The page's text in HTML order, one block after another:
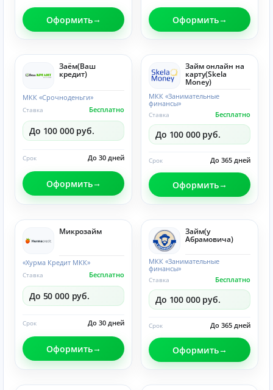
Оформить Оформить
Заём(Ваш
кредит)
МКК «Срочноденьги»
Бесплатно
Ставка
До 100 000 руб.
До 30 дней
Срок
Оформить
Займ онлайн на
карту(Skela
Money)
МКК «Занимательные
финансы»
Бесплатно
Ставка
До 100 000 руб.
До 365 дней
Срок
Оформить
Микрозайм
«Хурма Кредит МКК»
Бесплатно
Ставка
До 50 000 руб.
До 30 дней
Срок
Оформить
Займ(у
Абрамовича)
МКК «Занимательные
финансы»
Бесплатно
Ставка
До 100 000 руб.
До 365 дней
Срок
Оформить